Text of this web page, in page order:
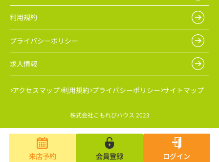
利用規約
プライバシーポリシー
求人情報
アクセスマップ 利用規約 プライバシーポリシー サイトマップ
株式会社こもれびハウス 2023
来店予約 会員登録 ログイン